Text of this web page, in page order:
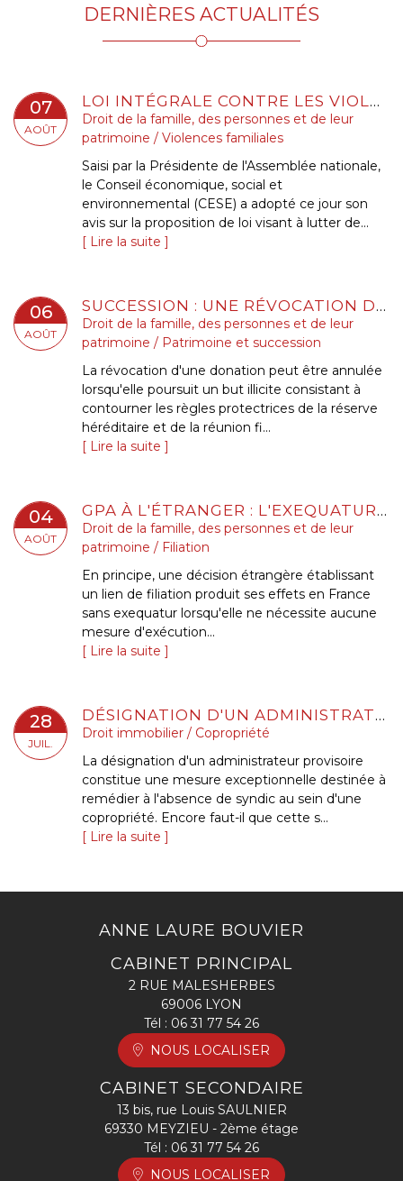
DERNIÈRES ACTUALITÉS
LOI INTÉGRALE CONTRE LES VIOLENCES SEXISTES ET SEXUELLES : LE CESE POSE LES CONDITIONS DE RÉUSSITE DE LA FUTURE LOI
07
AOÛT
Droit de la famille, des personnes et de leur
patrimoine / Violences familiales
Saisi par la Présidente de l'Assemblée nationale,
le Conseil économique, social et
environnemental (CESE) a adopté ce jour son
avis sur la proposition de loi visant à lutter de...
Lire la suite
SUCCESSION : UNE RÉVOCATION DE DONATION FRAUDULEUSE PEUT CONSTITUER UN RECEL SUCCESSORAL
06
AOÛT
Droit de la famille, des personnes et de leur
patrimoine / Patrimoine et succession
La révocation d'une donation peut être annulée
lorsqu'elle poursuit un but illicite consistant à
contourner les règles protectrices de la réserve
héréditaire et de la réunion fi...
Lire la suite
GPA À L'ÉTRANGER : L'EXEQUATUR RECONNAÎT LA FILIATION, PAS UNE ADOPTION PLÉNIÈRE
04
AOÛT
Droit de la famille, des personnes et de leur
patrimoine / Filiation
En principe, une décision étrangère établissant
un lien de filiation produit ses effets en France
sans exequatur lorsqu'elle ne nécessite aucune
mesure d'exécution...
Lire la suite
DÉSIGNATION D'UN ADMINISTRATEUR PROVISOIRE L'ABSENCE DE SYNDIC S'APPRÉCIE AU JOUR DU JUGEMENT
28
JUIL.
Droit immobilier / Copropriété
La désignation d'un administrateur provisoire
constitue une mesure exceptionnelle destinée à
remédier à l'absence de syndic au sein d'une
copropriété. Encore faut-il que cette s...
Lire la suite
ANNE LAURE BOUVIER
CABINET PRINCIPAL
2 RUE MALESHERBES
69006 LYON
Tél : 06 31 77 54 26
NOUS LOCALISER
CABINET SECONDAIRE
13 bis, rue Louis SAULNIER
69330 MEYZIEU - 2ème étage
Tél : 06 31 77 54 26
NOUS LOCALISER